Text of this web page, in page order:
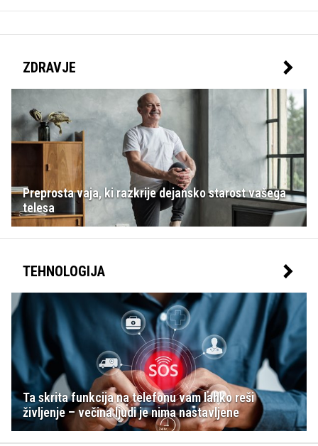
ZDRAVJE
Preprosta vaja, ki razkrije dejansko starost vašega
telesa
TEHNOLOGIJA
Ta skrita funkcija na telefonu vam lahko reši
življenje – večina ljudi je nima nastavljene